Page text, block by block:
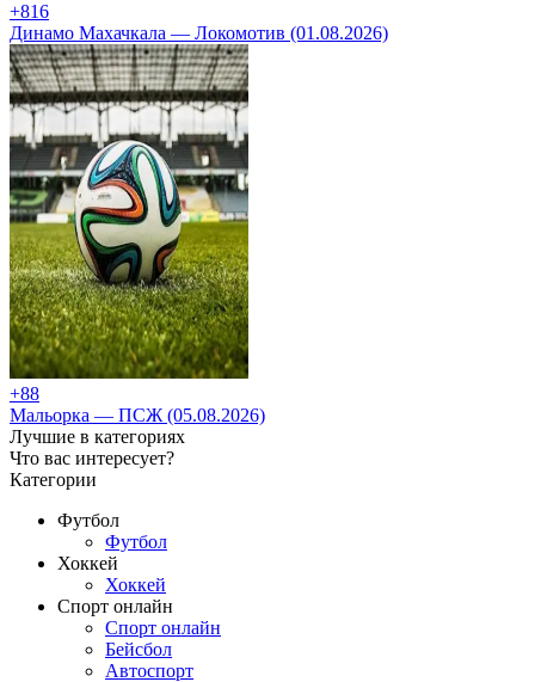
+816
Динамо Махачкала — Локомотив (01.08.2026)
+88
Мальорка — ПСЖ (05.08.2026)
Лучшие в категориях
Что вас интересует?
Категории
Футбол
Футбол
Хоккей
Хоккей
Спорт онлайн
Спорт онлайн
Бейсбол
Автоспорт